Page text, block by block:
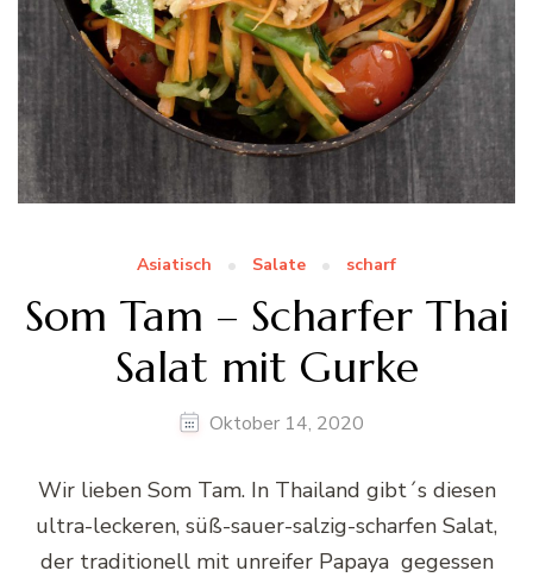
Asiatisch Salate scharf
Som Tam – Scharfer Thai
Salat mit Gurke
Oktober 14, 2020
Wir lieben Som Tam. In Thailand gibt´s diesen
ultra-leckeren, süß-sauer-salzig-scharfen Salat,
der traditionell mit unreifer Papaya gegessen